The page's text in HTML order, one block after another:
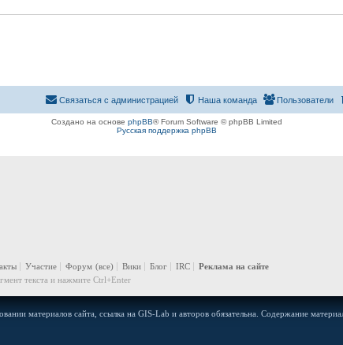
Пользователи
Наша команда
Связаться с администрацией
Создано на основе phpBB® Forum Software © phpBB Limited
Русская поддержка phpBB
Участие Форум (все) Вики Блог IRC
Реклама на сайте
текста и нажмите Ctrl+Enter
материалов сайта, ссылка на GIS-Lab и авторов обязательна. Содержание